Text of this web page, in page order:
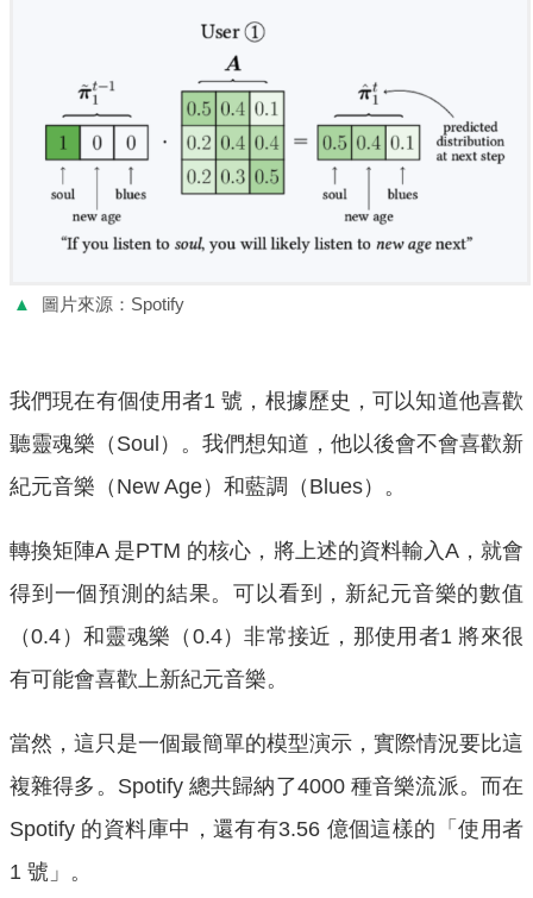
▲ 圖片來源：Spotify
我們現在有個使用者1 號，根據歷史，可以知道他喜歡
聽靈魂樂（Soul）。我們想知道，他以後會不會喜歡新
紀元音樂（New Age）和藍調（Blues）。
轉換矩陣A 是PTM 的核心，將上述的資料輸入A，就會
得到一個預測的結果。可以看到，新紀元音樂的數值
（0.4）和靈魂樂（0.4）非常接近，那使用者1 將來很
有可能會喜歡上新紀元音樂。
當然，這只是一個最簡單的模型演示，實際情況要比這
複雜得多。Spotify 總共歸納了4000 種音樂流派。而在
Spotify 的資料庫中，還有有3.56 億個這樣的「使用者
1 號」。